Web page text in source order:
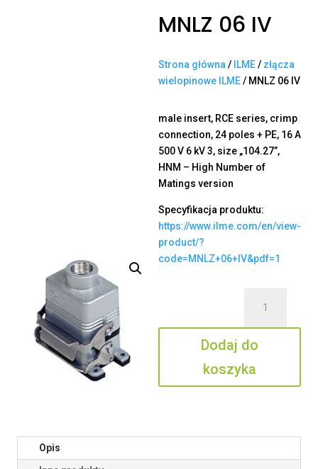
MNLZ 06 IV
Strona główna / ILME/ złącza
wielopinowe ILME/ MNLZ 06 IV
male insert, RCE series, crimp
connection, 24 poles + PE, 16 A
500 V 6 kV 3, size „104.27”,
HNM – High Number of
Matings version
Specyfikacja produktu:
https://www.ilme.com/en/view-
product/?
code=MNLZ+06+IV&pdf=1
MNLZ
06
IV
Dodaj do
koszyka
Opis